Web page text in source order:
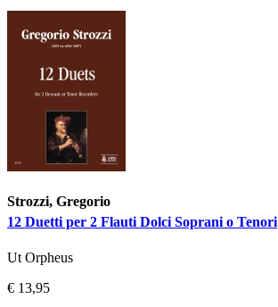
Strozzi, Gregorio
12 Duetti per 2 Flauti Dolci Soprani o Tenori
Ut Orpheus
€ 13,95